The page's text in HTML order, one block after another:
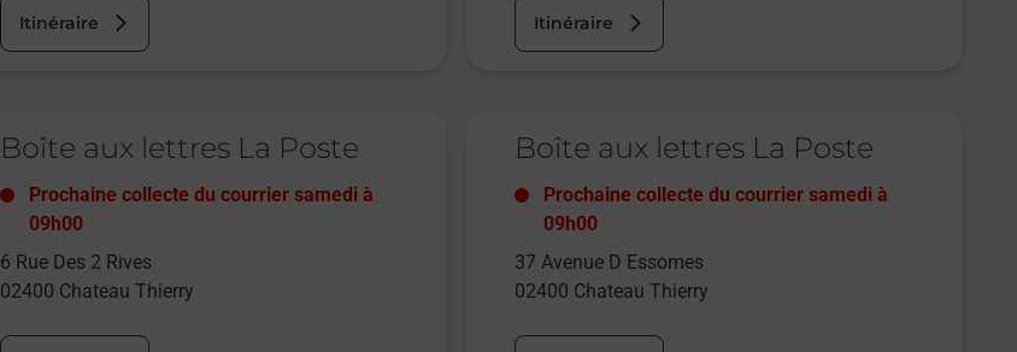
Itinéraire Itinéraire
Boîte aux lettres La Poste
Prochaine collecte du courrier samedi à
09h00
6 Rue Des 2 Rives
02400 Chateau Thierry
Boîte aux lettres La Poste
Prochaine collecte du courriersamedi à
09h00
37 Avenue D Essomes
02400 Chateau Thierry